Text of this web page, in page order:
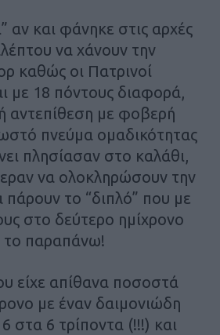
αν και φάνηκε στις αρχές
να χάνουν την
καθώς οι Πατρινοί
με 18 πόντους διαφορά,
αντεπίθεση με φοβερή
πνεύμα ομαδικότητας
πλησίασαν στο καλάθι,
να ολοκληρώσουν την
πάρουν το “διπλό” που με
στο δεύτερο ημίχρονο
το παραπάνω!
είχε απίθανα ποσοστά
με έναν δαιμονιώδη
στα 6 τρίποντα (!!!) και